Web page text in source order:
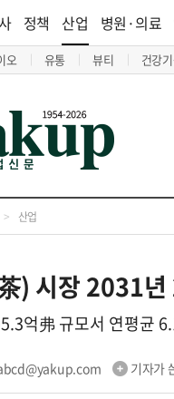
정책 산업
오 유통 뷰티 건강
병원·의료
> 산업
) 시장 2031
억弗 규모서 연평균
기자가